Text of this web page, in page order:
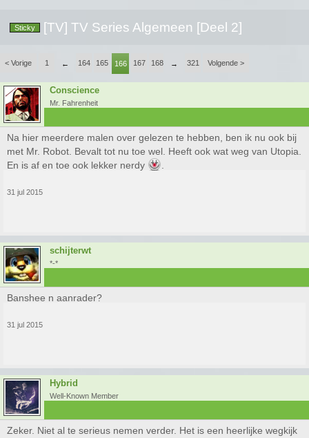
Sticky [TV] TV Series Algemeen [Deel 2]
< Vorige 1 ← 164 165 166 167 168 → 321 Volgende >
Conscience
Mr. Fahrenheit
Na hier meerdere malen over gelezen te hebben, ben ik nu ook bij
met Mr. Robot. Bevalt tot nu toe wel. Heeft ook wat weg van Utopia.
En is af en toe ook lekker nerdy
31 jul 2015
schijterwt
*-*
Banshee n aanrader?
31 jul 2015
Hybrid
Well-Known Member
Zeker. Niet al te serieus nemen verder. Het is een heerlijke wegkijk